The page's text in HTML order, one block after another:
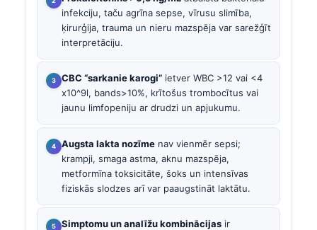
infekciju, taču agrīna sepse, vīrusu slimība,
ķirurģija, trauma un nieru mazspēja var sarežģīt
interpretāciju.
CBC “sarkanie karogi” ietver WBC >12 vai <4
x10^9l, bands>10%, krītošus trombocītus vai
jaunu limfopeniju ar drudzi un apjukumu.
Augsta lakta nozīme nav vienmēr sepsi;
krampji, smaga astma, aknu mazspēja,
metformīna toksicitāte, šoks un intensīvas
fiziskās slodzes arī var paaugstināt laktātu.
Simptomu un analīžu kombinācijas ir